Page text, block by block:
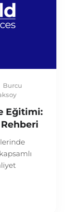
Burcu
Eğitimi: